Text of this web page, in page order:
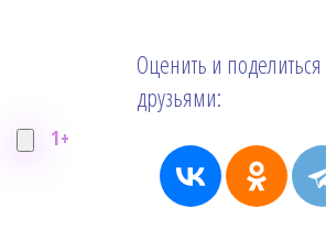
1+
Оценить и поделиться
друзьями: